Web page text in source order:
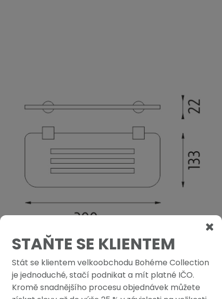
PODOBNÉ PRODUKTY
STAŇTE SE KLIENTEM
Stát se klientem velkoobchodu Bohéme Collection
je jednoduché, stačí podnikat a mít platné IČO.
Kromě snadnějšího procesu objednávek můžete